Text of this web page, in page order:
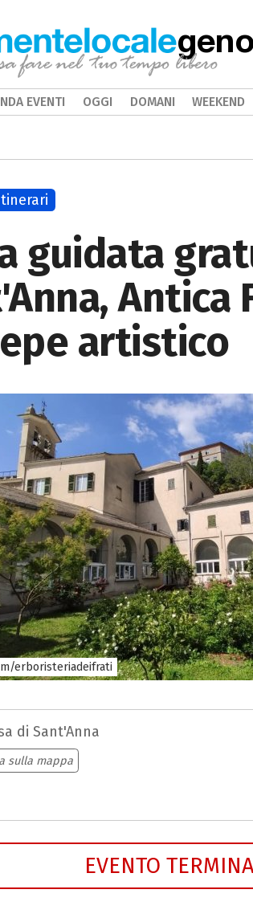
guidata
Antica
artistico
erboristeriadeifrati
di Sant'Anna
sulla mappa
EVENTO
EVENTI OGGI DOMANI WEEKEND